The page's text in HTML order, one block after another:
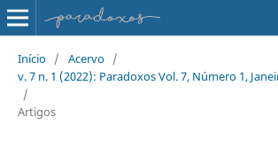
Início / Acervo /
v. 7 n. 1 (2022): Paradoxos Vol. 7, Número 1,
/
Artigos